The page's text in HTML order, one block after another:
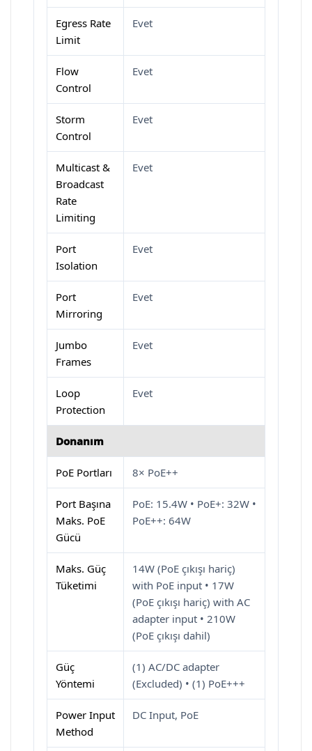
Egress Rate
Limit
Evet
Flow
Control
Evet
Storm
Control
Evet
Multicast &
Broadcast
Rate
Limiting
Evet
Port
Isolation
Evet
Port
Mirroring
Evet
Jumbo
Frames
Evet
Loop
Protection
Evet
Donanım
PoE Portları 8× PoE++
Port Başına
Maks. PoE
Gücü
PoE: 15.4W • PoE+: 32W •
PoE++: 64W
Maks. Güç
Tüketimi
14W (PoE çıkışı hariç)
with PoE input • 17W
(PoE çıkışı hariç) with AC
adapter input • 210W
(PoE çıkışı dahil)
Güç
Yöntemi
(1) AC/DC adapter
(Excluded) • (1) PoE+++
Power Input
Method
DC Input, PoE